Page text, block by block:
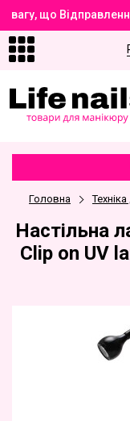
що
Головна
Настільна
Clip on UV